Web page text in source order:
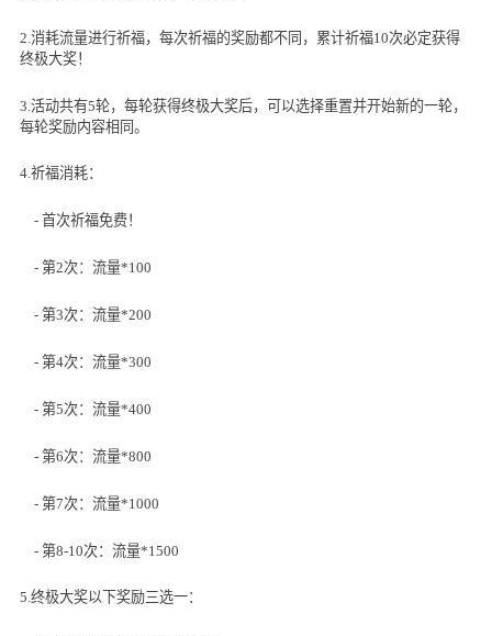
2.消耗流量进行祈福，每次祈福的奖励都不同，累计祈福10次必定获得
终极大奖！
3.活动共有5轮，每轮获得终极大奖后，可以选择重置并开始新的一轮，
每轮奖励内容相同。
4.祈福消耗：
- 首次祈福免费！
- 第2次：流量*100
- 第3次：流量*200
- 第4次：流量*300
- 第5次：流量*400
- 第6次：流量*800
- 第7次：流量*1000
- 第8-10次：流量*1500
5.终极大奖以下奖励三选一：